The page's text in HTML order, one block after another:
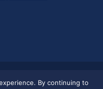
Cookies Sitemap
By continuing to